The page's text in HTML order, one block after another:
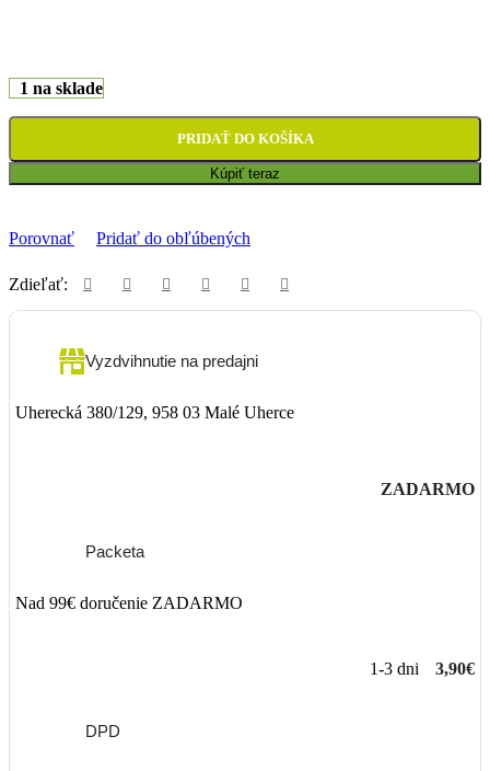
1 na sklade
PRIDAŤ DO KOŠÍKA
Kúpiť teraz
Porovnať Pridať do obľúbených
Zdieľať:
Vyzdvihnutie na predajni
Uherecká 380/129, 958 03 Malé Uherce
ZADARMO
Packeta
Nad 99€ doručenie ZADARMO
1-3 dni 3,90€
DPD